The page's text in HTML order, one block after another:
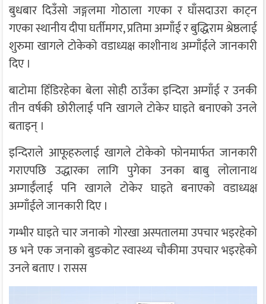
बुधबार दिउँसो जङ्गलमा गोठाला गएका र घाँसदाउरा काट्न
गएका स्थानीय दीपा घर्तीमगर, प्रतिमा अम्गाँई र बुद्धिराम श्रेष्ठलाई
शुरुमा खागले टोकेको वडाध्यक्ष काशीनाथ अम्गाँईले जानकारी
दिए ।
बाटोमा हिँडिरहेका बेला सोही ठाउँका इन्दिरा अम्गाँई र उनकी
तीन वर्षकी छोरीलाई पनि खागले टोकेर घाइते बनाएको उनले
बताइन् ।
इन्दिराले आफूहरुलाई खागले टोकेको फोनमार्फत जानकारी
गराएपछि उद्धारका लागि पुगेका उनका बाबु लोलानाथ
अम्गाईँलाई पनि खागले टोकेर घाइते बनाएको वडाध्यक्ष
अम्गाँईले जानकारी दिए ।
गम्भीर घाइते चार जनाको गोरखा अस्पतालमा उपचार भइरहेको
छ भने एक जनाको बुङकोट स्वास्थ्य चौकीमा उपचार भइरहेको
उनले बताए । रासस